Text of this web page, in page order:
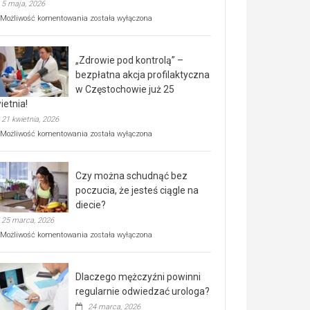
5 maja, 2026
Możliwość komentowania Rusza
rehabilitacji
dla
seniorów!
została wyłączona
„Zdrowie pod kontrolą” –
bezpłatna akcja profilaktyczna
w Częstochowie już 25
21 kwietnia, 2026
Możliwość komentowania „Zdrowie
bezpłatna
akcja
profilaktyczna
w
już
kwietnia!
została wyłączona
Czy można schudnąć bez
poczucia, że jesteś ciągle na
diecie?
25 marca, 2026
Możliwość komentowania Czy
poczucia,
że
została wyłączona
Dlaczego mężczyźni powinni
regularnie odwiedzać urologa?
24 marca, 2026